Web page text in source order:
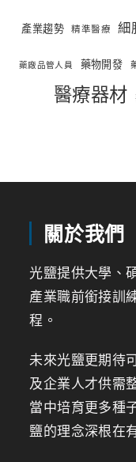
產業趨勢 精準醫療 細
藥廠品管人員 藥物開發
醫療器材
關於我們
光鹽提供大學、
產業職前銜接訓
程。
未來光鹽更期待
及企業人才供需
當中培育更多種
鹽的理念深根在